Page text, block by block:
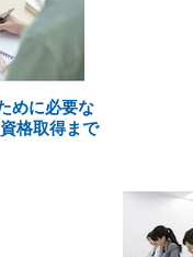
めに必要な
格取得まで